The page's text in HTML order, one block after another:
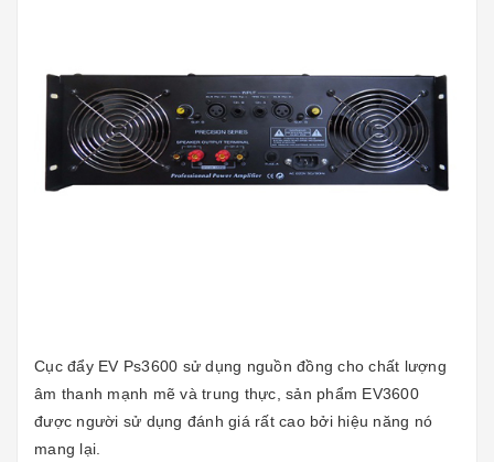
Cục đẩy EV Ps3600 sử dụng nguồn đồng cho chất lượng
âm thanh mạnh mẽ và trung thực, sản phẩm EV3600
được người sử dụng đánh giá rất cao bởi hiệu năng nó
mang lại.